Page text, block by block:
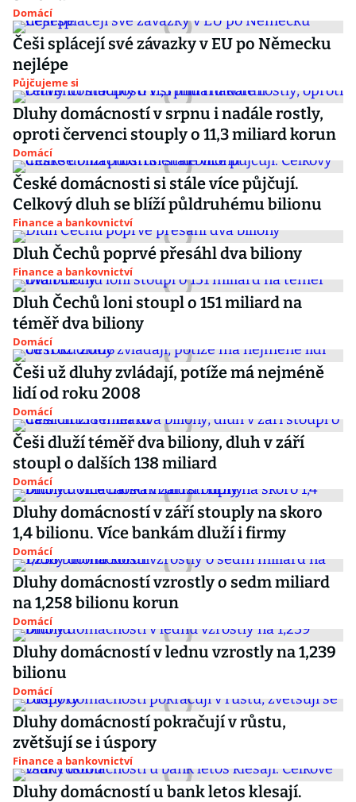
Domácí
Češi splácejí své závazky v EU po Německu
nejlépe
Půjčujeme si
Dluhy domácností v srpnu i nadále rostly,
oproti červenci stouply o 11,3 miliard korun
Domácí
České domácnosti si stále více půjčují.
Celkový dluh se blíží půldruhému bilionu
Finance a bankovnictví
Dluh Čechů poprvé přesáhl dva biliony
Finance a bankovnictví
Dluh Čechů loni stoupl o 151 miliard na
téměř dva biliony
Domácí
Češi už dluhy zvládají, potíže má nejméně
lidí od roku 2008
Domácí
Češi dluží téměř dva biliony, dluh v září
stoupl o dalších 138 miliard
Domácí
Dluhy domácností v září stouply na skoro
1,4 bilionu. Více bankám dluží i firmy
Domácí
Dluhy domácností vzrostly o sedm miliard
na 1,258 bilionu korun
Domácí
Dluhy domácností v lednu vzrostly na 1,239
bilionu
Domácí
Dluhy domácností pokračují v růstu,
zvětšují se i úspory
Finance a bankovnictví
Dluhy domácností u bank letos klesají.